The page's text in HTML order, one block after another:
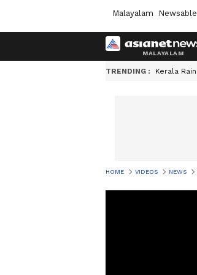
Malayalam Newsable
TRENDING : Kerala Rain
HOME VIDEOS NEWS